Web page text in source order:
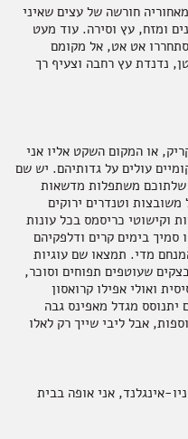
חורשה של עצים שאיני
ומזח, עץ וסירה. עוד מעט
אט אט, אל מקומם
נדנדת עץ רחבה וצעיף רך
או המקום השקט אליו אני
עולים על גדותיהם. יש שם
שלתוכם משתפלות מדשאות
וטנדרים ירוקים
וקישוטי כריסמס בכל עונות
בימים קרים ודלפקיהם
מדי. תמצאו שם עוגיות
שעוטפים תפוחים וסוכר,
ואולי אפילו קרואסון
מגדל מאפינס גבה
אבל ליבי שייך רק לאלו
אינגלנד, אני אופה בבית